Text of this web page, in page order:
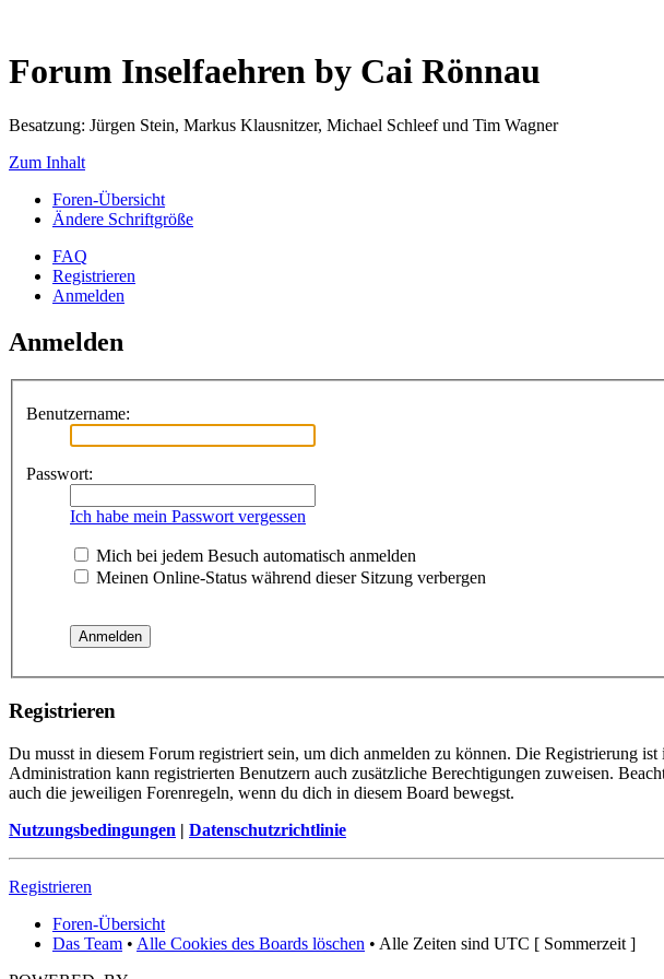
Forum Inselfaehren by Cai Rönnau
Besatzung: Jürgen Stein, Markus Klausnitzer, Michael Schleef und Tim Wagner
Zum Inhalt
Foren-Übersicht
Ändere Schriftgröße
FAQ
Registrieren
Anmelden
Anmelden
Benutzername:
Passwort:
Ich habe mein Passwort vergessen
Mich bei jedem Besuch automatisch anmelden
Meinen Online-Status während dieser Sitzung verbergen
Registrieren
Du musst in diesem Forum registriert sein, um dich anmelden zu können. Die Registrierung
Administration kann registrierten Benutzern auch zusätzliche Berechtigungen zuweisen.
auch die jeweiligen Forenregeln, wenn du dich in diesem Board bewegst.
Nutzungsbedingungen | Datenschutzrichtlinie
Registrieren
Foren-Übersicht
Das Team • Alle Cookies des Boards löschen • Alle Zeiten sind UTC [ Sommerzeit ]